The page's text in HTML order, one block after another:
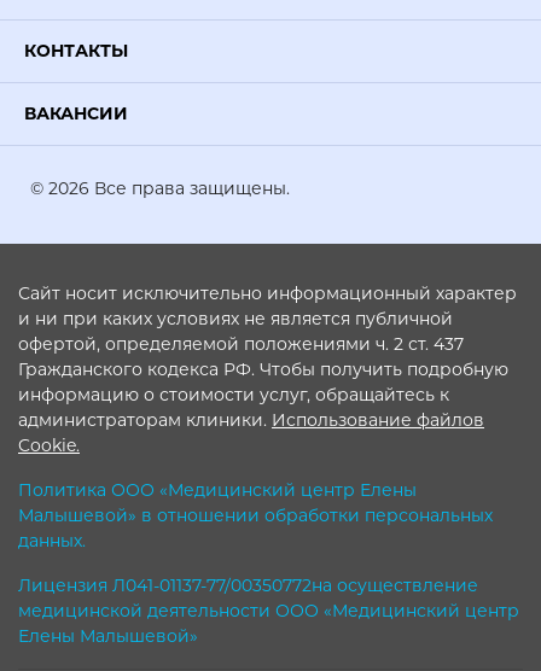
КОНТАКТЫ
ВАКАНСИИ
© 2026 Все права защищены.
Сайт носит исключительно информационный характер
и ни при каких условиях не является публичной
офертой, определяемой положениями ч. 2 ст. 437
Гражданского кодекса РФ. Чтобы получить подробную
информацию о стоимости услуг, обращайтесь к
администраторам клиники. Использование файлов
Cookie.
Политика ООО «Медицинский центр Елены
Малышевой» в отношении обработки персональных
данных.
Лицензия Л041-01137-77/00350772на осуществление
медицинской деятельности ООО «Медицинский центр
Елены Малышевой»